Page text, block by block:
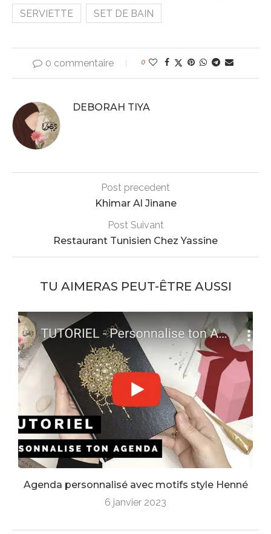
SERVIETTE SET DE BAIN
0 commentaire 0
DEBORAH TIYA
Post precedent
Khimar Al Jinane
Post Suivant
Restaurant Tunisien Chez Yassine
TU AIMERAS PEUT-ÊTRE AUSSI
Agenda personnalisé avec motifs style Henné
6 janvier 2023